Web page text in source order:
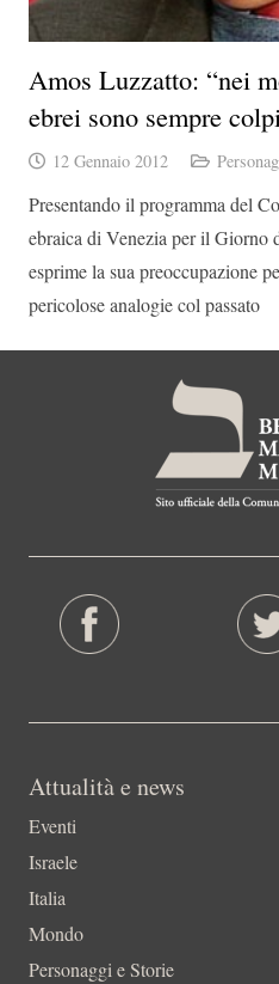
Amos Luzzatto: “nei
ebrei sono sempre
12 Gennaio 2012
Presentando il programma del
ebraica di Venezia per il Giorno
esprime la sua preoccupazione
pericolose analogie col passato
Attualità e news
Eventi
Israele
Italia
Mondo
Personaggi e Storie